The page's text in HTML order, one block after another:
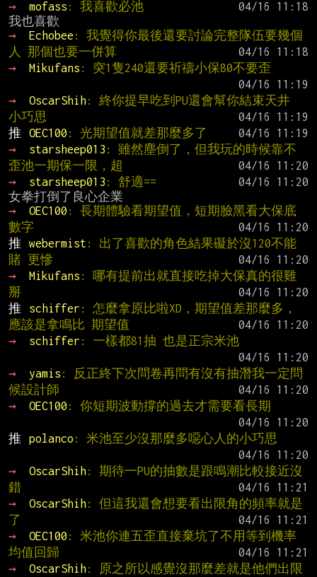
→ mofass : 我喜歡必池
→
Echobee : 我覺得你最後還要討論完整隊伍要幾個
人 那個也要一併算
→
Mikufans : 突1隻240還要祈禱小保80不要歪
→
OscarShih: 終你提早吃到PU還會幫你結束天井
小巧思
推
OEC100 : 光期望值就差那麼多了
→
starsheep013 : 雖然塵倒了，但我玩的時候靠不
歪池一期保一限，超
→
starsheep013 : 舒適==
→
OEC100 : 長期體驗看期望值，短期臉黑看大保底
數字
推
webermist : 出了喜歡的角色結果礙於沒120不能
賭 更慘
→
Mikufans : 哪有提前出就直接吃掉大保真的很雞
掰
推
schiffer : 怎麼拿原比啦XD，期望值差那麼多，
應該是拿鳴比 期望值
→
schiffer : 一樣都81抽 也是正宗米池
→
yamis : 反正終下次問卷再問有沒有抽潛我一定問
候設計師
→
OEC100 : 你短期波動撐的過去才需要看長期
推
polanco : 米池至少沒那麼多噁心人的小巧思
→
OscarShih: 期待一PU的抽數是跟鳴潮比較接近沒
錯
→
OscarShih: 但這我還會想要看出限角的頻率就是
了
→
OEC100 : 米池你連五歪直接棄坑了不用等到機率
均值回歸
→
OscarShih: 原之所以感覺沒那麼差就是他們出限